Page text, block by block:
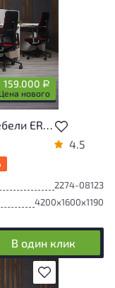
159.000 Р
Цена нового
новому,
Комплект офисной мебели ERGOLINE ДСП Ясень шимо Беларусь
4.5
2274-08123
4200x1600x1190
В один клик
В избранное